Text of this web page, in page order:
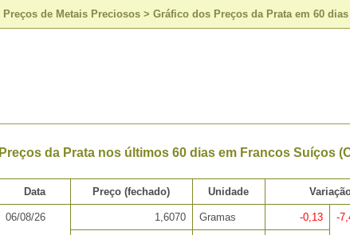
Preços de Metais Preciosos > Gráfico dos Preços da Prata em 60
Preços da Prata nos últimos 60 dias em Francos Suíços
Data Preço (fechado) Unidade
06/08/26 1,6070 Gramas -0,13 -